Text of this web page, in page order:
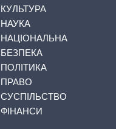
КУЛЬТУРА
НАУКА
НАЦІОНАЛЬНА
БЕЗПЕКА
ПОЛІТИКА
ПРАВО
СУСПІЛЬСТВО
ФІНАНСИ